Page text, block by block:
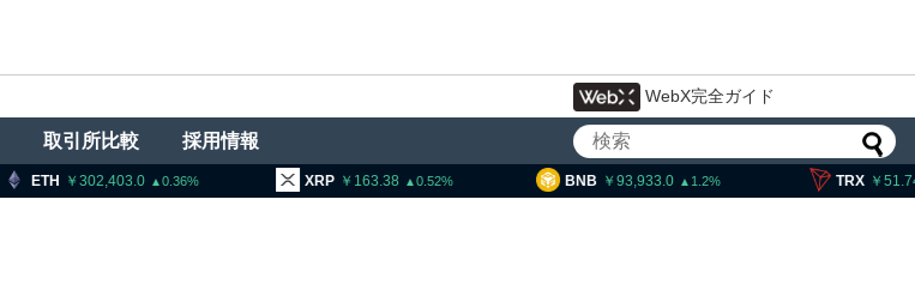
WebX完全ガイド
取引所比較 採用情報
XRP 163.38 BNB 93,933.0 TRX 51.74 SOL